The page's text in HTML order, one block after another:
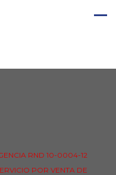
RND 10-0004-12
POR VENTA DE